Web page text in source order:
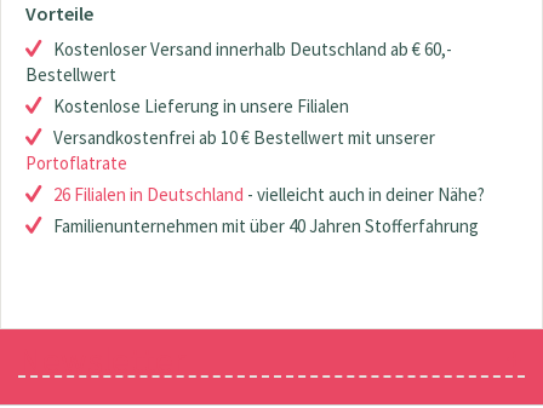
Vorteile
Kostenloser Versand innerhalb Deutschland ab € 60,-
Bestellwert
Kostenlose Lieferung in unsere Filialen
Versandkostenfrei ab 10 € Bestellwert mit unserer
Portoflatrate
26 Filialen in Deutschland - vielleicht auch in deiner Nähe?
Familienunternehmen mit über 40 Jahren Stofferfahrung